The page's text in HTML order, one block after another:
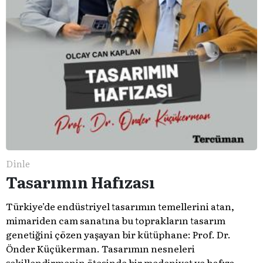
Dinle
Tasarımın Hafızası
Türkiye’de endüstriyel tasarımın temellerini atan,
mimariden cam sanatına bu toprakların tasarım
genetiğini çözen yaşayan bir kütüphane: Prof. Dr.
Önder Küçükerman. ​Tasarımın nesneleri